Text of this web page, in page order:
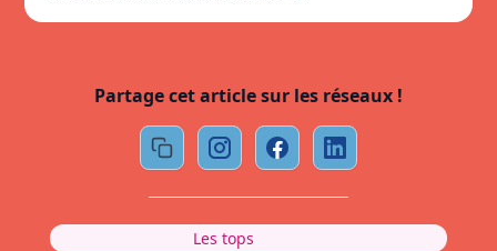
Partage cet article sur les réseaux !
Les tops